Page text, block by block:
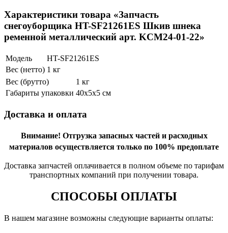
Характеристики товара «Запчасть
снегоуборщика HT-SF21261ES Шкив шнека
ременной металлический арт. KCM24-01-22»
Модель
HT-SF21261ES
Вес (нетто) 1 кг
Вес (брутто)
1 кг
Габариты упаковки 40х5х5 см
Доставка и оплата
Внимание! Отгрузка запасных частей и расходных
материалов осуществляется только по 100% предоплате
Доставка запчастей оплачивается в полном объеме по тарифам
транспортных компаний при получении товара.
СПОСОБЫ ОПЛАТЫ
В нашем магазине возможны следующие варианты оплаты: